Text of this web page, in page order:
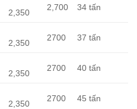
2,350
2,700 34 tấn
2,350
2700 37 tấn
2,350
2700 40 tấn
2,350
2700 45 tấn